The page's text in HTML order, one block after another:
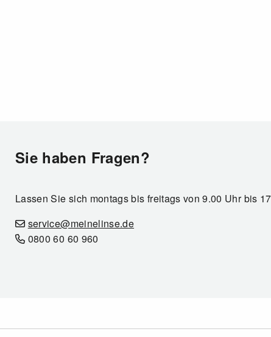
Sie haben Fragen?
Lassen Sie sich montags bis freitags von 9.00 Uhr bis
service@meinelinse.de
0800 60 60 960